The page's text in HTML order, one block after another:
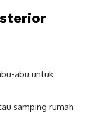
abu untuk
samping rumah